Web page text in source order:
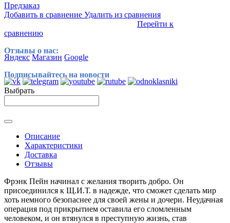
Предзаказ
Добавить в сравнение Удалить из сравнения
Перейти к
сравнению
Отзывы о нас:
Яндекс Магазин Google
Подписывайтесь на новости
Выбрать
Описание
Характеристики
Доставка
Отзывы
Фрэнк Пейн начинал с желания творить добро. Он
присоединился к Щ.И.Т. в надежде, что сможет сделать мир
хоть немного безопаснее для своей жены и дочери. Неудачная
операция под прикрытием оставила его сломленным
человеком, и он втянулся в преступную жизнь, став